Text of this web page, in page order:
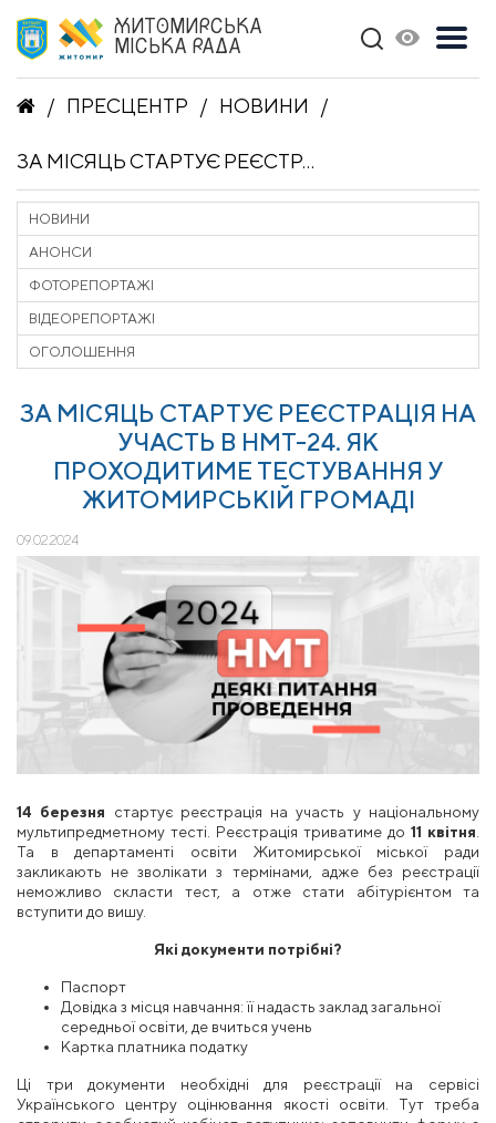
ЖИТОМИРСЬКА
МІСЬКА РАДА
ПРЕСЦЕНТР НОВИНИ
ЗА МІСЯЦЬ СТАРТУЄ РЕЄСТРАЦІЯ НА УЧАСТЬ В НМТ-24. ЯК ПРОХОДИТИМЕ ТЕСТУВАННЯ У ЖИТОМИРСЬКІЙ ГРОМАДІ
ЗА МІСЯЦЬ СТАРТУЄ РЕЄСТРАЦІЯ НА
УЧАСТЬ В НМТ-24. ЯК
ПРОХОДИТИМЕ ТЕСТУВАННЯ У
ЖИТОМИРСЬКІЙ ГРОМАДІ
09.02.2024
14 березня стартує реєстрація на участь у національному
мультипредметному тесті. Реєстрація триватиме до 11 квітня
Та в департаменті освіти Житомирської міської ради
закликають не зволікати з термінами, адже без реєстрації
неможливо скласти тест, а отже стати абітурієнтом та
вступити до вишу.
Які документи потрібні?
Паспорт
Довідка з місця навчання: її надасть заклад загальної
середньої освіти, де вчиться учень
Картка платника податку
Ці три документи необхідні для реєстрації на сервісі
Українського центру оцінювання якості освіти. Тут треба
НОВИНИ
АНОНСИ
ФОТОРЕПОРТАЖІ
ВІДЕОРЕПОРТАЖІ
ОГОЛОШЕННЯ